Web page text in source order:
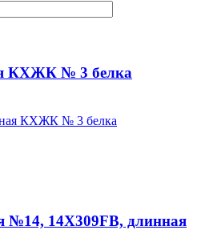
КХЖК № 3 белка
№14, 14X309FB, длинная